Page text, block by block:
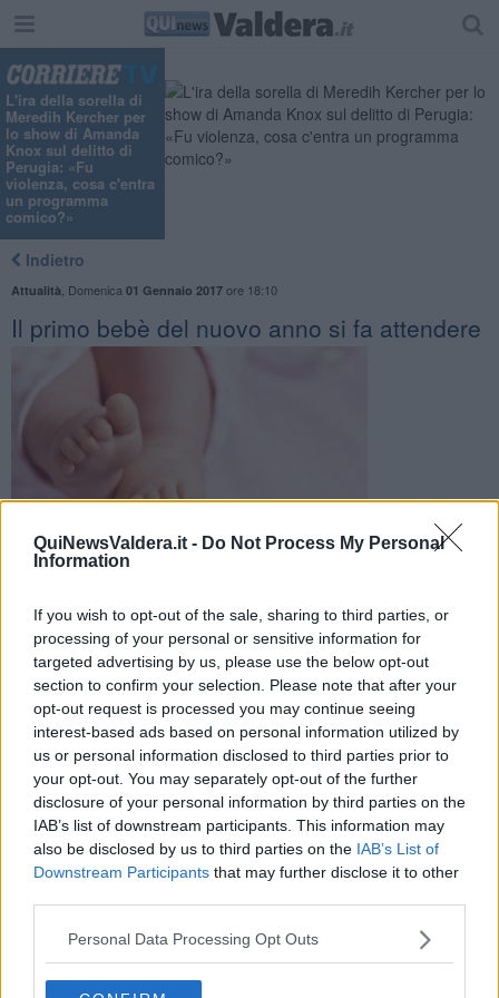
QuiNewsValdera.it - Do Not Process My Personal
Information
If you wish to opt-out of the sale, sharing to third parties, or
processing of your personal or sensitive information for
targeted advertising by us, please use the below opt-out
section to confirm your selection. Please note that after your
opt-out request is processed you may continue seeing
interest-based ads based on personal information utilized by
us or personal information disclosed to third parties prior to
your opt-out. You may separately opt-out of the further
disclosure of your personal information by third parties on the
IAB’s list of downstream participants. This information may
also be disclosed by us to third parties on the IAB’s List of
Downstream Participants that may further disclose it to other
Personal Data Processing Opt Outs
L'ira della sorella di
Meredih Kercher per
lo show di Amanda
Knox sul delitto di
Perugia: «Fu
violenza, cosa c'entra
un programma
comico?»
Indietro
Attualità Domenica 01 Gennaio 2017ore 18:10
Il primo bebè del nuovo anno si fa attendere
Alle 18 ancora nessuna nascita all'ospedale Santa Chiara. La
PISA —Tra la mezzanotte e le 18 del 1 gennaio nessuna famiglia
pisana ha ancora appeso il fiocco alla porta e così la città attende
di conoscere il primo nato, o la prima nata, del nuovo anno.
Il primo nato del 2016 fu un maschietto, di nome
Francesco, figlio di una coppia di Pontedera, che nacque alle 2,20
del 1 gennaio all'ospedale Santa Chiara.